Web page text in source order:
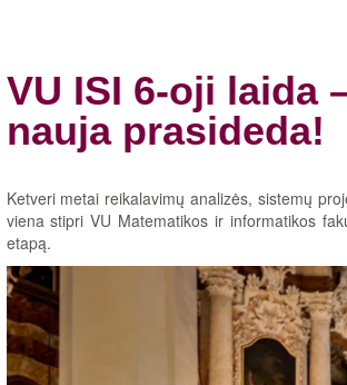
VU ISI 6-oji laida
nauja prasideda!
Ketveri metai reikalavimų analizės, sistemų
viena stipri VU Matematikos ir informatikos
etapą.